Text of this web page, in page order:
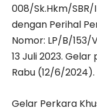
008/Sk.Hkm/
dengan Perihal
Nomor: LP/B/153/
13 Juli 2023.
Rabu (12/6/2024).
Gelar Perkara